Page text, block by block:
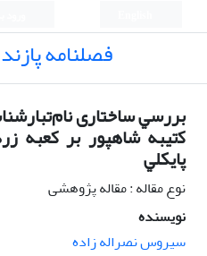
فصلنامه پازند
ﺑﺮرﺳﻲ ﺳﺎﺧﺘﺎری
ﻛتیبه ﺷﺎهپور ﺑﺮ ﻛﻌﺒﻪ
ﭘﺎﻳﻜﻠﻲ
نوع مقاله : مقاله پژوهشی
نویسنده
سیروس نصراله زاده